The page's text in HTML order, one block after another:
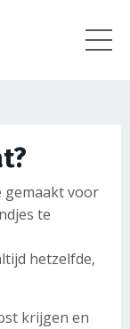
gemaakt voor
te
hetzelfde,
krijgen en